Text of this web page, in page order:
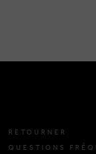
RETOURNER
QUESTIONS